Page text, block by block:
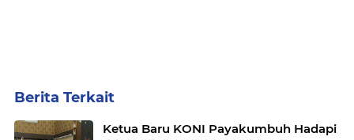
Berita Terkait
Ketua Baru KONI Payakumbuh Hadapi